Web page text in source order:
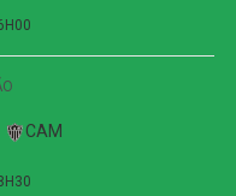
gols refletiu a
| Copa do Brasil (jogo